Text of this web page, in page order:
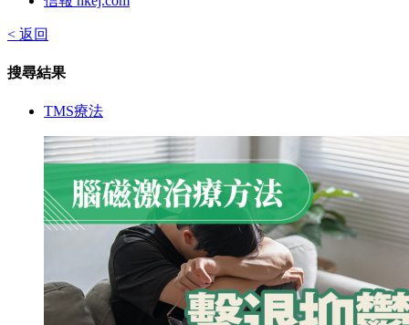
< 返回
搜尋結果
TMS療法